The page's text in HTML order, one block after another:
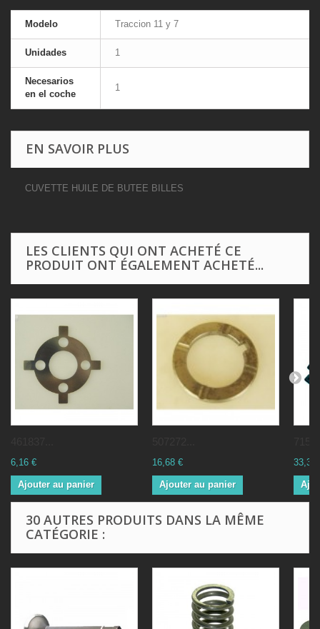
Modelo Traccion 11 y 7
Unidades 1
Necesarios
en el coche
1
EN SAVOIR PLUS
CUVETTE HUILE DE BUTEE BILLES
LES CLIENTS QUI ONT ACHETÉ CE
PRODUIT ONT ÉGALEMENT ACHETÉ...
6,16 €
Ajouter au panier
16,68 €
Ajouter au panier
33,35
30 AUTRES PRODUITS DANS LA MÊME
CATÉGORIE :